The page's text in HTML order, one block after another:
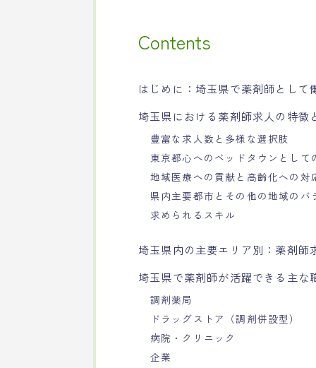
Contents
はじめに：埼玉県で薬剤師として
埼玉県における薬剤師求人の特徴
豊富な求人数と多様な選択肢
東京都心へのベッドタウンとして
地域医療への貢献と高齢化への対
県内主要都市とその他の地域のバ
求められるスキル
埼玉県内の主要エリア別：薬剤師
埼玉県で薬剤師が活躍できる主な
調剤薬局
ドラッグストア（調剤併設型）
病院・クリニック
企業